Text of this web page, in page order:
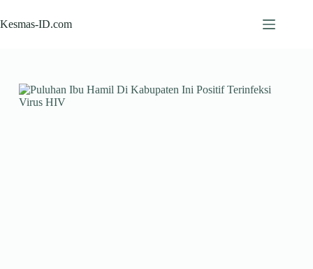
to
content
Kesmas-ID.com